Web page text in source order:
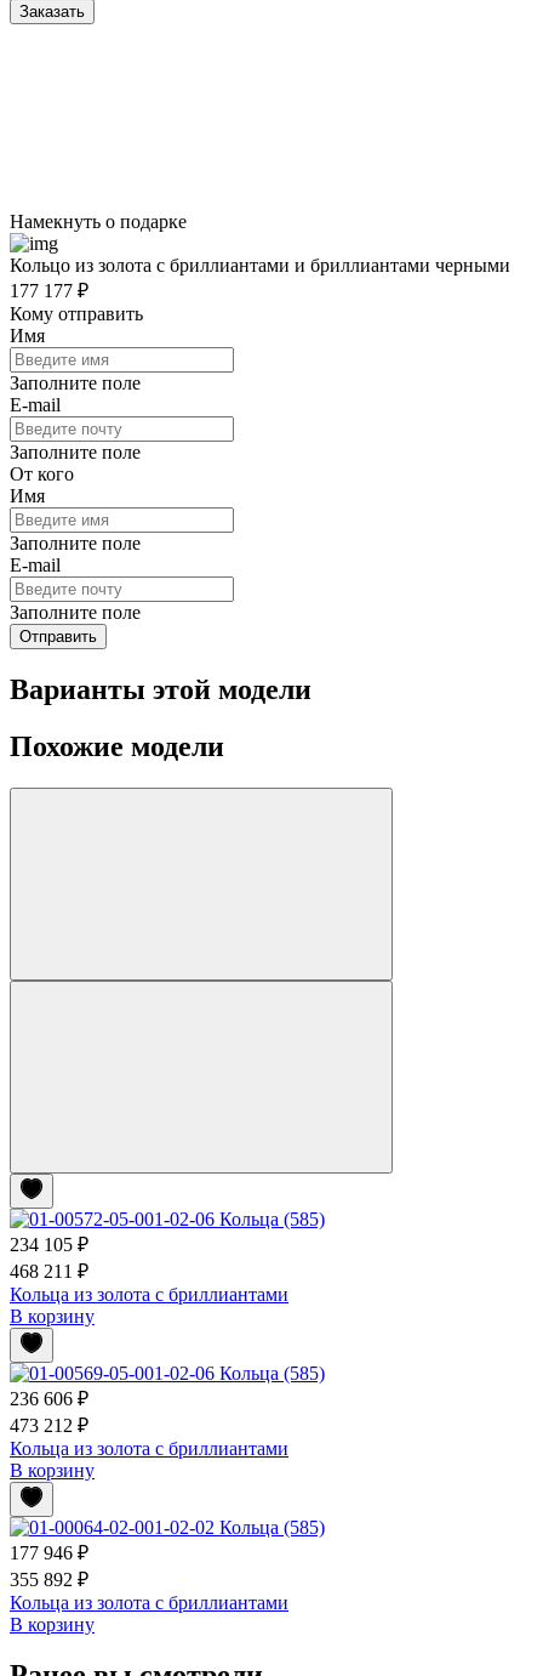
Заказать
Намекнуть о подарке
Кольцо из золота с бриллиантами и бриллиантами черными
177 177 ₽
Кому отправить
Имя
Заполните поле
E-mail
Заполните поле
От кого
Имя
Заполните поле
E-mail
Заполните поле
Отправить
Варианты этой модели
Похожие модели
234 105 ₽
468 211 ₽
Кольца из золота с бриллиантами
В корзину
236 606 ₽
473 212 ₽
Кольца из золота с бриллиантами
В корзину
177 946 ₽
355 892 ₽
Кольца из золота с бриллиантами
В корзину